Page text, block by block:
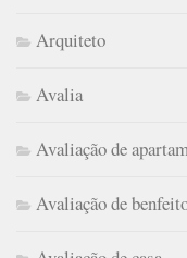
Arquiteto
Avalia
Avaliação de
Avaliação de